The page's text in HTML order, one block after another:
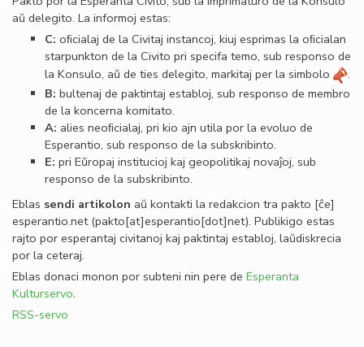
aŭ delegito. La informoj estas:
C: oﬁcialaj de la Civitaj instancoj, kiuj esprimas la oﬁcialan
starpunkton de la Civito pri specifa temo, sub responso de
la Konsulo, aŭ de ties delegito, markitaj per la simbolo
.
B: bultenaj de paktintaj establoj, sub responso de membro
de la koncerna komitato.
A: alies neoﬁcialaj, pri kio ajn utila por la evoluo de
Esperantio, sub responso de la subskribinto.
E: pri Eŭropaj institucioj kaj geopolitikaj novaĵoj, sub
responso de la subskribinto.
Eblas sendi artikolon aŭ kontakti la redakcion tra pakto [ĉe]
esperantio.net(pakto[at]esperantio[dot]net). Publikigo estas
rajto por esperantaj civitanoj kaj paktintaj establoj, laŭdiskrecia
por la ceteraj.
Eblas donaci monon por subteni nin pere de Esperanta
Kulturservo.
RSS-servo